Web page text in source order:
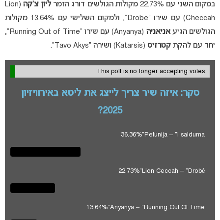
במקום השני עם 22.73% מקולות הגולשים דורג הזמר ליון צ’קה (Lion
Checcah) עם שירו “Drobe”, ולמקום השלישי עם 13.64% מקולות
הגולשים הגיע אניאניה
(Anyanya) עם שירו “Running Out of Time”,
יחד עם להקת קטרזיס
This poll is no longer accepting votes
סקר: איזה שיר צריך לייצג את ליטא באירוויזיון
2025?
Petunija – “l salduma”
36.36%
Lion Ceccah – “Drobė“
22.73%
Anyanya – “Running Out Of Time”
13.64%